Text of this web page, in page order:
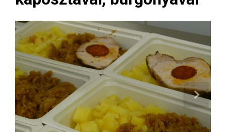
Next